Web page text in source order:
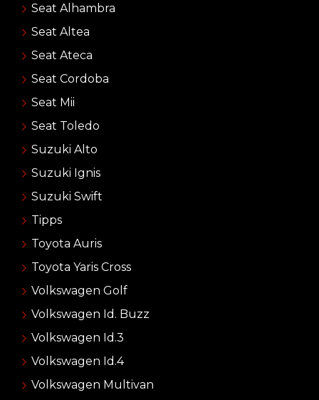
Seat Alhambra
Seat Altea
Seat Ateca
Seat Cordoba
Seat Mii
Seat Toledo
Suzuki Alto
Suzuki Ignis
Suzuki Swift
Tipps
Toyota Auris
Toyota Yaris Cross
Volkswagen Golf
Volkswagen Id. Buzz
Volkswagen Id.3
Volkswagen Id.4
Volkswagen Multivan